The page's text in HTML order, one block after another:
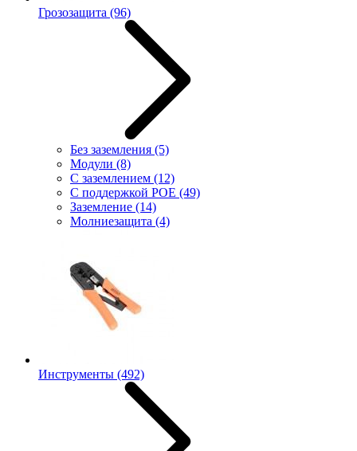
Грозозащита (96)
Без заземления (5)
Модули (8)
С заземлением (12)
С поддержкой POE (49)
Заземление (14)
Молниезащита (4)
Инструменты (492)